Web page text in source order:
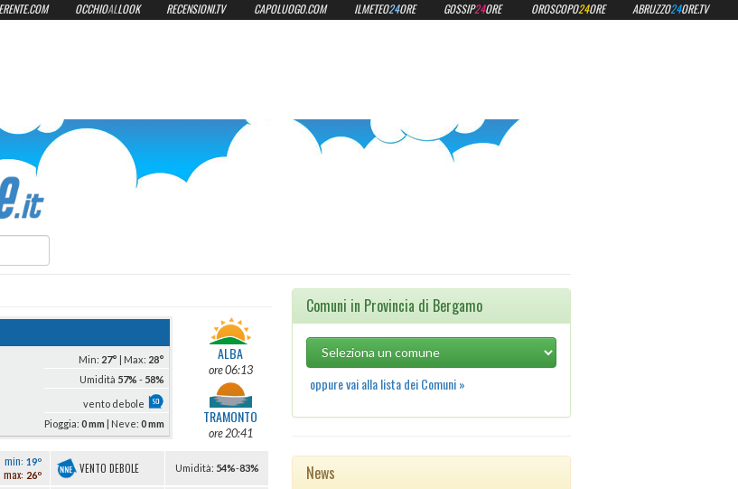
ilmeteo24ore.it
Min: 27° | Max: 28°
Umidità 57%- 58%
vento debole
Pioggia:0 mm | Neve:0 mm
ALBA
ore 06:13
TRAMONTO
ore 20:41
min: 19º
max: 26º VENTO DEBOLE Umidità: 54%-83%
Comuni in Provincia di Bergamo
oppure vai alla lista dei Comuni »
News
OCCHIOALLOOK RECENSIONI.TV CAPOLUOGO.COM ILMETEO24ORE GOSSIP24ORE OROSCOPO24ORE ABRUZZO24ORE.TV